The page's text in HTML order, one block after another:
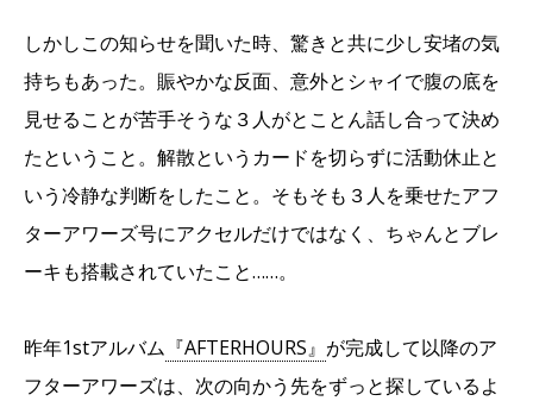
しかしこの知らせを聞いた時、驚きと共に少し安堵の気
持ちもあった。賑やかな反面、意外とシャイで腹の底を
見せることが苦手そうな３人がとことん話し合って決め
たということ。解散というカードを切らずに活動休止と
いう冷静な判断をしたこと。そもそも３人を乗せたアフ
ターアワーズ号にアクセルだけではなく、ちゃんとブレ
ーキも搭載されていたこと……。
昨年1stアルバム 『AFTERHOURS』 が完成して以降のア
フターアワーズは、次の向かう先をずっと探しているよ